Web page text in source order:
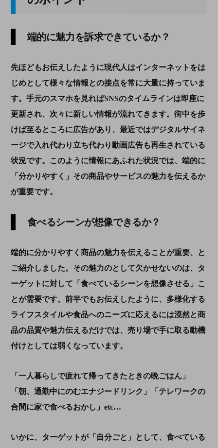
端的に魅力を訴求できているか？
先ほどもお伝えしたように現代人はインターネットをは
じめとして様々な情報との接点を常に大量に持っていま
す。手元のスマホを見ればSNSのタイムラインは即座に
更新され、次々に新しい情報が流れてきます。街中を歩
けば至るところに広告があり、最近ではデジタルサイネ
ージで入れ代わり立ち代わり動画広告も再生されている
状況です。このように情報にあふれた状況では、端的に
「分かりやすく」その商品やサービスの魅力を伝えるか
が重要です。
食べるシーンが想像できるか？
端的に分かりやすく商品の魅力を伝えることが重要、と
ご紹介しました。その魅力のとして欠かせないのは、タ
ーゲットに対して「食べているシーンを想像させる」こ
とが需要です。前半でもお伝えしたように、多様化する
ライフスタイルや食品へのニーズに応えるには漠然と商
品の品質や魅力伝えるだけでは、売り場で手に取る動機
付けとしては弱くなっています。
「一人暮らしで疲れて帰ってきたときの晩ごはん」
「朝、通勤中にのむエナジードリンク」「テレワークの
合間に家で食べるおかし」 etc…
いかに、ターゲットが「自分ごと」として、食べている